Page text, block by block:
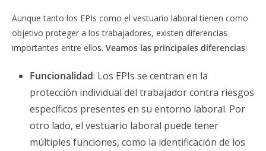
Aunque tanto los EPIs como el vestuario laboral tienen como
objetivo proteger a los trabajadores, existen diferencias
importantes entre ellos. Veamos las principales diferencias:
Funcionalidad: Los EPIs se centran en la
protección individual del trabajador contra riesgos
específicos presentes en su entorno laboral. Por
otro lado, el vestuario laboral puede tener
múltiples funciones, como la identificación de los